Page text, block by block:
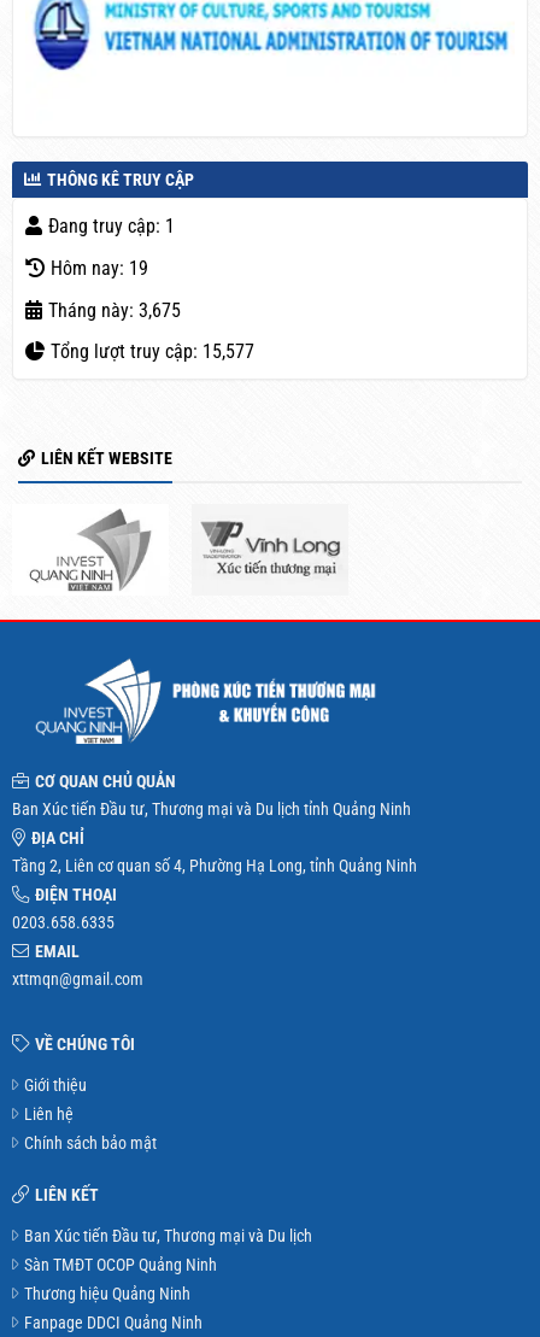
THÔNG KÊ TRUY CẬP
Đang truy cập: 1
Hôm nay: 19
Tháng này: 3,675
Tổng lượt truy cập: 15,577
LIÊN KẾT WEBSITE
CƠ QUAN CHỦ QUẢN
Ban Xúc tiến Đầu tư, Thương mại và Du lịch tỉnh Quảng Ninh
ĐỊA CHỈ
Tầng 2, Liên cơ quan số 4, Phường Hạ Long, tỉnh Quảng Ninh
ĐIỆN THOẠI
0203.658.6335
EMAIL
xttmqn@gmail.com
VỀ CHÚNG TÔI
Giới thiệu
Liên hệ
Chính sách bảo mật
LIÊN KẾT
Ban Xúc tiến Đầu tư, Thương mại và Du lịch
Sàn TMĐT OCOP Quảng Ninh
Thương hiệu Quảng Ninh
Fanpage DDCI Quảng Ninh